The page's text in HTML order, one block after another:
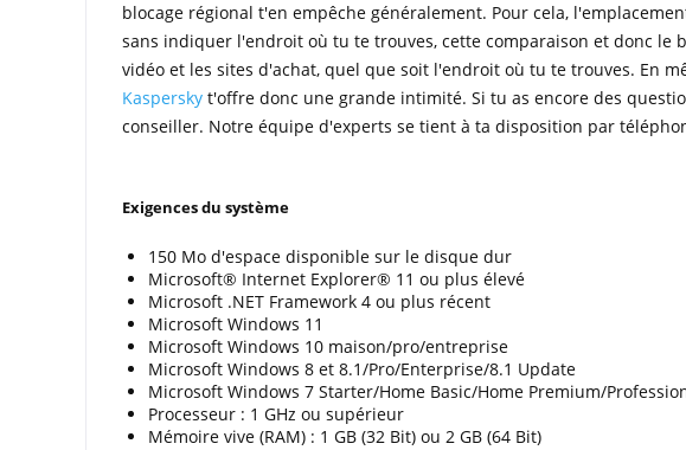
blocage régional t'en empêche généralement. Pour cela,
sans indiquer l'endroit où tu te trouves, cette comparaison et donc le
vidéo et les sites d'achat, quel que soit l'endroit où tu te trouves. En
Kaspersky t'offre donc une grande intimité. Si tu as encore des
conseiller. Notre équipe d'experts se tient à ta disposition par
Exigences du système
150 Mo d'espace disponible sur le disque dur
Microsoft® Internet Explorer® 11 ou plus élevé
Microsoft .NET Framework 4 ou plus récent
Microsoft Windows 11
Microsoft Windows 10 maison/pro/entreprise
Microsoft Windows 8 et 8.1/Pro/Enterprise/8.1 Update
Microsoft Windows 7 Starter/Home Basic/Home Premium/
Processeur : 1 GHz ou supérieur
Mémoire vive (RAM) : 1 GB (32 Bit) ou 2 GB (64 Bit)